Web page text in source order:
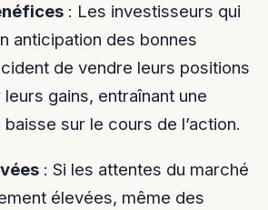
: Les investisseurs qui
anticipation des bonnes
de vendre leurs positions
gains, entraînant une
sur le cours de l’action.
: Si les attentes du marché
élevées, même des